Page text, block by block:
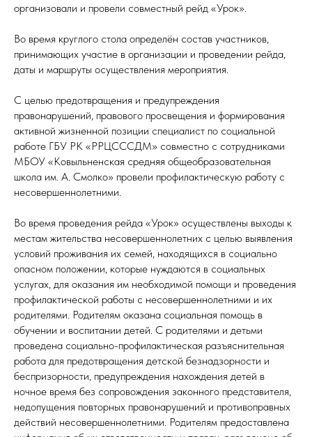
организовали и провели совместный рейд «Урок».
Во время круглого стола определён состав участников,
принимающих участие в организации и проведении рейда,
даты и маршруты осуществления мероприятия.
С целью предотвращения и предупреждения
правонарушений, правового просвещения и формирования
активной жизненной позиции специалист по социальной
работе ГБУ РК «РРЦСССДМ» совместно с сотрудниками
МБОУ «Ковыльненская средняя общеобразовательная
школа им. А. Смолко» провели профилактическую работу с
несовершеннолетними.
Во время проведения рейда «Урок» осуществлены выходы к
местам жительства несовершеннолетних с целью выявления
условий проживания их семей, находящихся в социально
опасном положении, которые нуждаются в социальных
услугах, для оказания им необходимой помощи и проведения
профилактической работы с несовершеннолетними и их
родителями. Родителям оказана социальная помощь в
обучении и воспитании детей. С родителями и детьми
проведена социально-профилактическая разъяснительная
работа для предотвращения детской безнадзорности и
беспризорности, предупреждения нахождения детей в
ночное время без сопровождения законного представителя,
недопущения повторных правонарушений и противоправных
действий несовершеннолетними. Родителям предоставлена